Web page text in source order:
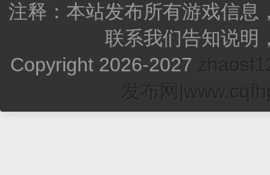
注释：本站发布所有游戏信息
联系我们告知说明
Copyright 2026-2027
发布网